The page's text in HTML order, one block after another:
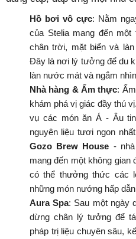
Hồ bơi vô cực: Nằm
của Stelia mang đến
chân trời, mặt biển và
Đây là nơi lý tưởng để du
làn nước mát và ngắm
Nhà hàng & Ẩm thực:
khám phá vị giác đầy thú
vụ các món ăn Á - Âu
nguyên liệu tươi ngon
Gozo Brew House -
mang đến một không gian
có thể thưởng thức các
những món nướng hấp
Aura Spa: Sau một ngày
dừng chân lý tưởng để
pháp trị liệu chuyên sâu,